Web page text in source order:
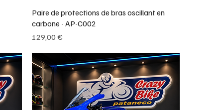
Paire de protections de bras oscillant en
carbone - AP-C002
Prix
129,00 €